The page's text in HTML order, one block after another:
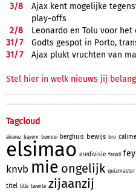
3/8
Ajax kent mogelijke
play-offs
2/8
Leonardo en Tolu voor
31/7
Godts gespot in Porto,
31/7 Ajax plukt vruchten van
Stel hier in welk nieuws jij
Tagcloud
alvarez bayern bemoei berghuis bewijs bro
elsimao eredivisie farioli
knvb mie ongelijk quizmaster
titel title twente zijaanzij